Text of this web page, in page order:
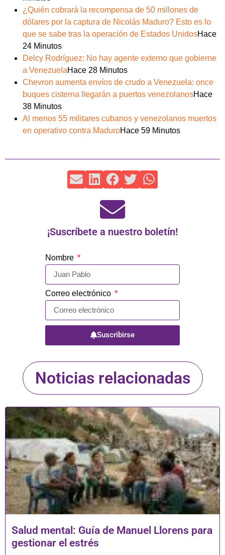
¿Quién cobrará la recompensa de 50 millones de
dólares por la captura de Nicolás Maduro? Esto es lo
que se sabe tras la operación de Estados UnidosHace
24 Minutos
Delcy Rodríguez: No hay agente externo que gobierne
a VenezuelaHace 28 Minutos
Chevron aumenta envíos de crudo a Venezuela: once
buques cisterna llegarán a puertos venezolanosHace
38 Minutos
Al menos 55 militares cubanos y venezolanos muertos
en operativo contra MaduroHace 59 Minutos
¡Suscríbete a nuestro boletín!
Nombre
Correo electrónico
Suscribirse
Noticias relacionadas
Salud mental: Guía de Manuel Llorens para
gestionar el estrés